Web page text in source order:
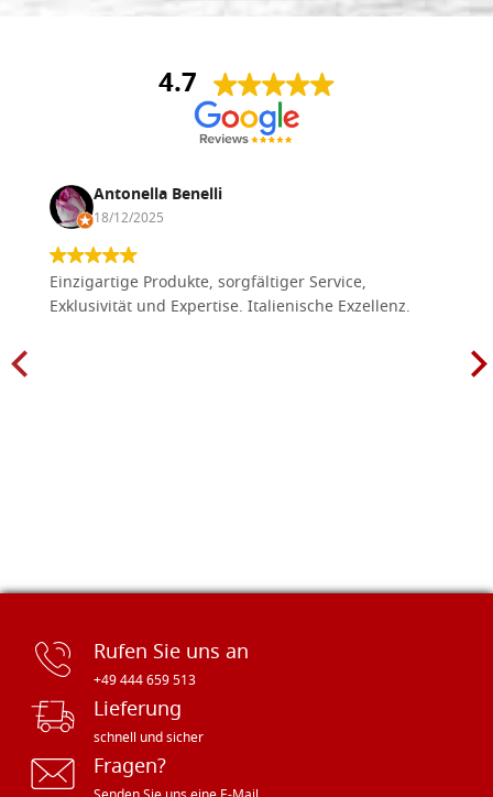
4.7
Antonella Benelli
18/12/2025
Einzigartige Produkte, sorgfältiger Service,
Exklusivität und Expertise. Italienische Exzellenz.
Rufen Sie uns an
+49 444 659 513
Lieferung
schnell und sicher
Fragen?